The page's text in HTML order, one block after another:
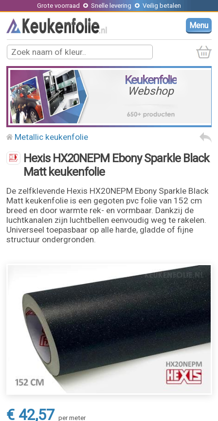
Grote voorraad Snelle levering Veilig betalen
Menu
Keukenfolie
Webshop
Metallic keukenfolie
Hexis HX20NEPM Ebony Sparkle Black
Matt keukenfolie
De zelfklevende Hexis HX20NEPM Ebony Sparkle Black
Matt keukenfolie is een gegoten pvc folie van 152 cm
breed en door warmte rek- en vormbaar. Dankzij de
luchtkanalen zijn luchtbellen eenvoudig weg te rakelen.
Universeel toepasbaar op alle harde, gladde of fijne
structuur ondergronden.
€ 42,57 per meter